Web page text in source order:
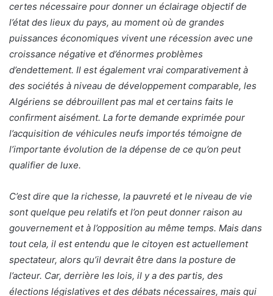
certes nécessaire pour donner un éclairage objectif de
l’état des lieux du pays, au moment où de grandes
puissances économiques vivent une récession avec une
croissance négative et d’énormes problèmes
d’endettement. Il est également vrai comparativement à
des sociétés à niveau de développement comparable, les
Algériens se débrouillent pas mal et certains faits le
confirment aisément. La forte demande exprimée pour
l’acquisition de véhicules neufs importés témoigne de
l’importante évolution de la dépense de ce qu’on peut
qualifier de luxe.
C’est dire que la richesse, la pauvreté et le niveau de vie
sont quelque peu relatifs et l’on peut donner raison au
gouvernement et à l’opposition au même temps. Mais dans
tout cela, il est entendu que le citoyen est actuellement
spectateur, alors qu’il devrait être dans la posture de
l’acteur. Car, derrière les lois, il y a des partis, des
élections législatives et des débats nécessaires, mais qui